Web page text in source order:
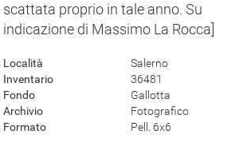
scattata proprio in tale anno. Su
indicazione di Massimo La Rocca]
Località
Salerno
Inventario
36481
Fondo
Gallotta
Archivio
Fotografico
Formato
Pell. 6x6